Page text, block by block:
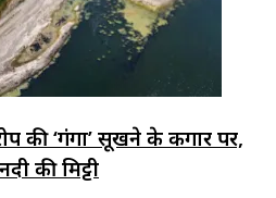
की ‘गंगा’ सूखने के कगार पर,
की मिट्टी